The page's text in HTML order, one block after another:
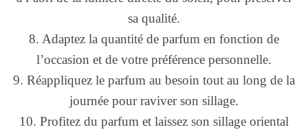
sa qualité.
8. Adaptez la quantité de parfum en fonction de
l’occasion et de votre préférence personnelle.
9. Réappliquez le parfum au besoin tout au long de la
journée pour raviver son sillage.
10. Profitez du parfum et laissez son sillage oriental